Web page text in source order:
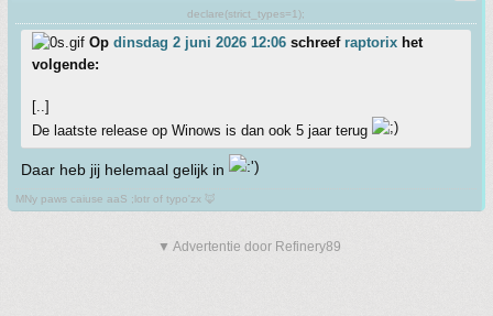
declare(strict_types=1);
Op dinsdag 2 juni 2026 12:06 schreef raptorix het
volgende:
[..]
De laatste release op Winows is dan ook 5 jaar terug
Daar heb jij helemaal gelijk in
MNy paws caiuse aaS ;lotr of typo'zx 🦊
▼ Advertentie door Refinery89